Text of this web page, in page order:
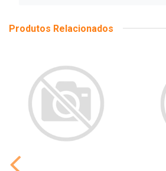
Produtos Relacionados